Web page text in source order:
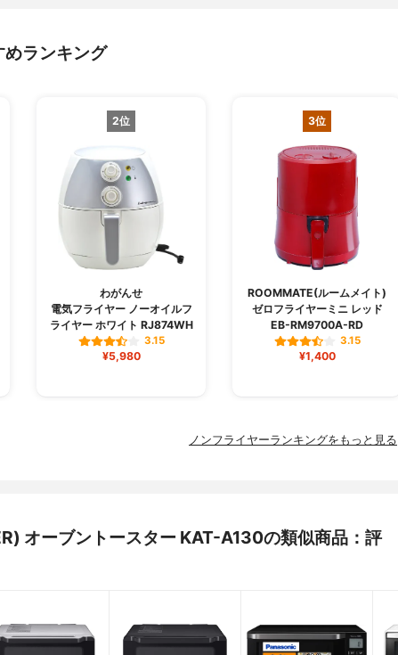
めランキング
2位
わがんせ
電気フライヤー ノーオイルフ
ライヤー ホワイト RJ874WH
3.15
¥5,980
3位
ROOMMATE(ルームメイト)
ゼロフライヤーミニ レッド
EB-RM9700A-RD
3.15
¥1,400
ノンフライヤーランキングをもっと見る
オーブントースター KAT-A130の類似商品：評